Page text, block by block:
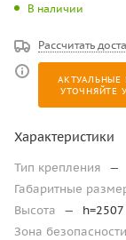
В наличии
Рассчитать
УТОЧНЯЙТЕ
Характеристики
Тип крепления —
Габаритные
Высота
—
h=2507
Зона безопасности